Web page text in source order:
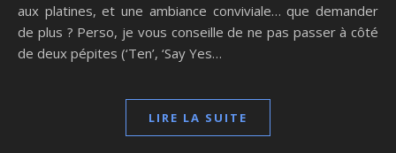
aux platines, et une ambiance conviviale… que demander
de plus ? Perso, je vous conseille de ne pas passer à côté
de deux pépites (‘Ten’, ‘Say Yes…
LIRE LA SUITE